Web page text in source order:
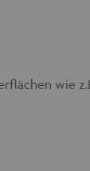
wie